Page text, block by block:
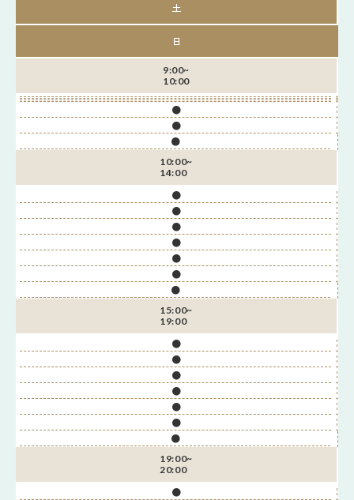
土
日
9:00~
10:00
●
●
●
10:00~
14:00
●
●
●
●
●
●
●
15:00~
19:00
●
●
●
●
●
●
●
19:00~
20:00
●